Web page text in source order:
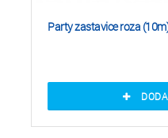
Party zastavice roza (10m)